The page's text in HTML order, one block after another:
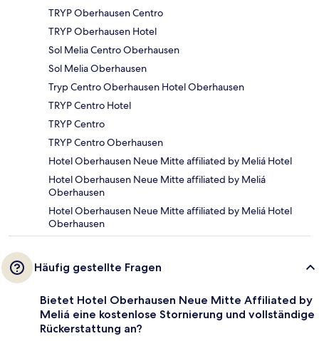
TRYP Oberhausen Centro
TRYP Oberhausen Hotel
Sol Melia Centro Oberhausen
Sol Melia Oberhausen
Tryp Centro Oberhausen Hotel Oberhausen
TRYP Centro Hotel
TRYP Centro
TRYP Centro Oberhausen
Hotel Oberhausen Neue Mitte affiliated by Meliá Hotel
Hotel Oberhausen Neue Mitte affiliated by Meliá
Oberhausen
Hotel Oberhausen Neue Mitte affiliated by Meliá Hotel
Oberhausen
Häufig gestellte Fragen
Bietet Hotel Oberhausen Neue Mitte Affiliated by
Meliá eine kostenlose Stornierung und vollständige
Rückerstattung an?